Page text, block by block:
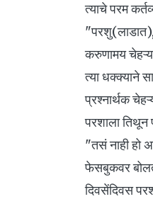
त्याचे परम
करुणामय
त्या धक्क्याने
प्रश्नार्थक
परशाला
"तसं नाही हो
फेसबुकवर
दिवसेंदिवस